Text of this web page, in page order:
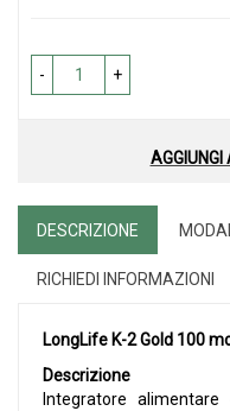
- +
DESCRIZIONE
RICHIEDI INFORMAZIONI
LongLife K-2 Gold 100
Descrizione
Integratore